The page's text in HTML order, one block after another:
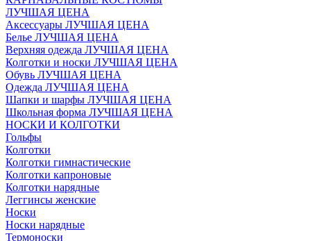
ЛУЧШАЯ ЦЕНА
Аксессуары ЛУЧШАЯ ЦЕНА
Белье ЛУЧШАЯ ЦЕНА
Верхняя одежда ЛУЧШАЯ ЦЕНА
Колготки и носки ЛУЧШАЯ ЦЕНА
Обувь ЛУЧШАЯ ЦЕНА
Одежда ЛУЧШАЯ ЦЕНА
Шапки и шарфы ЛУЧШАЯ ЦЕНА
Школьная форма ЛУЧШАЯ ЦЕНА
НОСКИ И КОЛГОТКИ
Гольфы
Колготки
Колготки гимнастические
Колготки капроновые
Колготки нарядные
Леггинсы женские
Носки
Носки нарядные
Термоноски